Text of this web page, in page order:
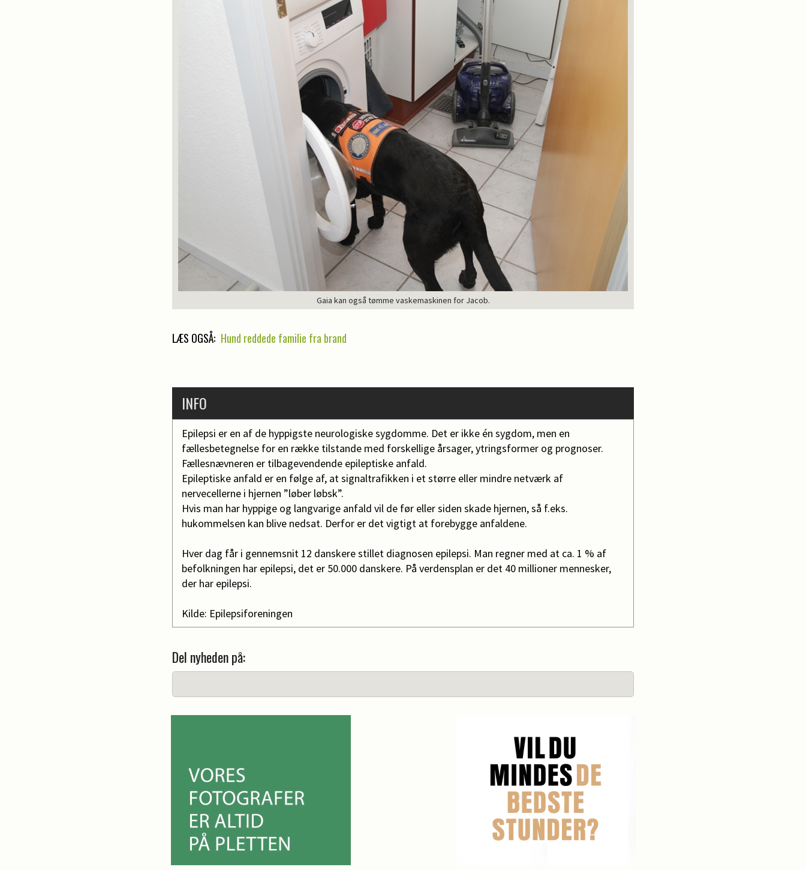
Gaia kan også tømme vaskemaskinen for Jacob.
LÆS OGSÅ: Hund reddede familie fra brand
INFO
Epilepsi er en af de hyppigste neurologiske sygdomme. Det er ikke én sygdom, men en
fællesbetegnelse for en række tilstande med forskellige årsager, ytringsformer og prognoser.
Fællesnævneren er tilbagevendende epileptiske anfald.
Epileptiske anfald er en følge af, at signaltrafikken i et større eller mindre netværk af
nervecellerne i hjernen ”løber løbsk”.
Hvis man har hyppige og langvarige anfald vil de før eller siden skade hjernen, så f.eks.
hukommelsen kan blive nedsat. Derfor er det vigtigt at forebygge anfaldene.
Hver dag får i gennemsnit 12 danskere stillet diagnosen epilepsi. Man regner med at ca. 1 % af
befolkningen har epilepsi, det er 50.000 danskere. På verdensplan er det 40 millioner mennesker,
der har epilepsi.
Kilde: Epilepsiforeningen
Del nyheden på: